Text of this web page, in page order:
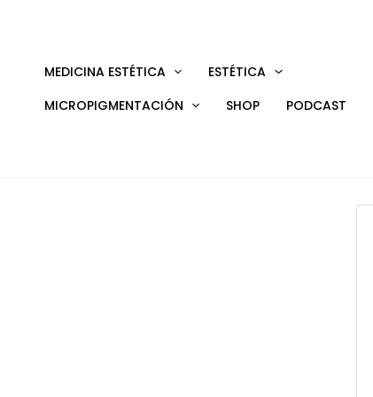
MEDICINA ESTÉTICA
ESTÉTICA
MICROPIGMENTACIÓN
SHOP PODCAST